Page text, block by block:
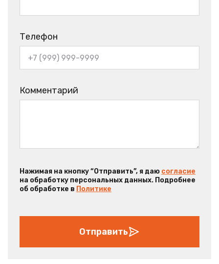
Телефон
Комментарий
Нажимая на кнопку “Отправить”, я даю согласие
на обработку персональных данных. Подробнее
об обработке в Политике
Отправить